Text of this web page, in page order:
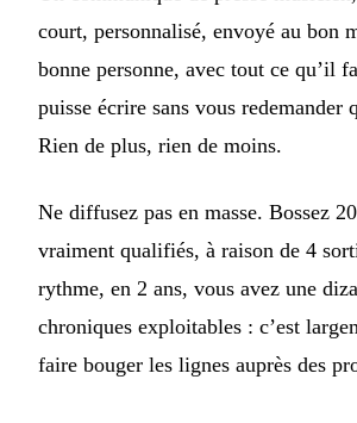
court, personnalisé, envoyé au bon
bonne personne, avec tout ce qu’il
puisse écrire sans vous redemander
Rien de plus, rien de moins.
Ne diffusez pas en masse. Bossez
vraiment qualifiés, à raison de 4
rythme, en 2 ans, vous avez une
chroniques exploitables : c’est
faire bouger les lignes auprès des